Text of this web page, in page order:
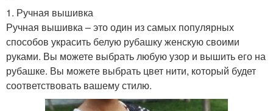
1. Ручная вышивка
Ручная вышивка – это один из самых популярных
способов украсить белую рубашку женскую своими
руками. Вы можете выбрать любую узор и вышить его на
рубашке. Вы можете выбрать цвет нити, который будет
соответствовать вашему стилю.